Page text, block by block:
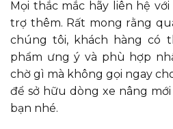
Mọi thắc mắc hãy liên hệ
trợ thêm. Rất mong rằng
chúng tôi, khách hàng có
phẩm ưng ý và phù hợp
chờ gì mà không gọi ngay
để sở hữu dòng xe nâng
bạn nhé.